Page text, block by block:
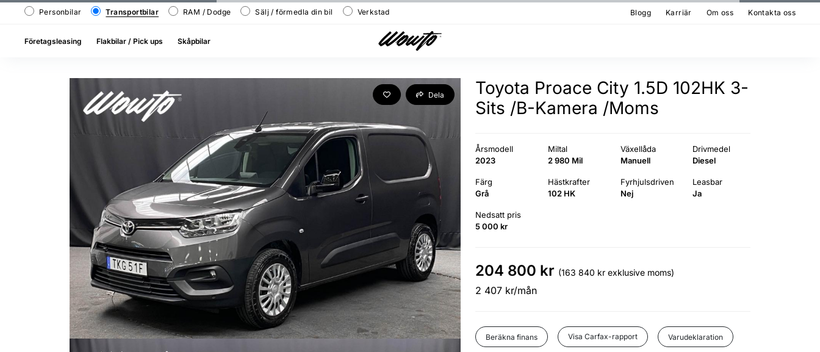
Personbilar Transportbilar RAM / Dodge Sälj / förmedla din bil Verkstad Blogg Karriär Om oss Kontakta oss
Företagsleasing Flakbilar / Pick ups Skåpbilar
Dela
Toyota Proace City 1.5D 102HK 3-
Sits /B-Kamera /Moms
Årsmodell
2023
Miltal
2 980 Mil
Växellåda
Manuell
Drivmedel
Diesel
Färg
Grå
Hästkrafter
102 HK
Fyrhjulsdriven
Nej
Leasbar
Ja
Nedsatt pris
5 000 kr
204 800 kr (163 840 kr exklusive moms)
2 407 kr/mån
Beräkna finans Visa Carfax-rapport Varudeklaration